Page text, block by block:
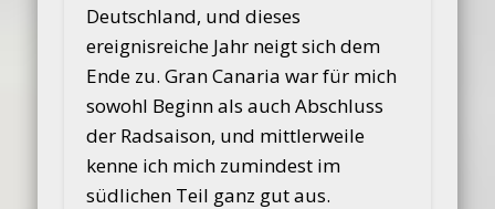
Deutschland, und dieses
ereignisreiche Jahr neigt sich dem
Ende zu. Gran Canaria war für mich
sowohl Beginn als auch Abschluss
der Radsaison, und mittlerweile
kenne ich mich zumindest im
südlichen Teil ganz gut aus.